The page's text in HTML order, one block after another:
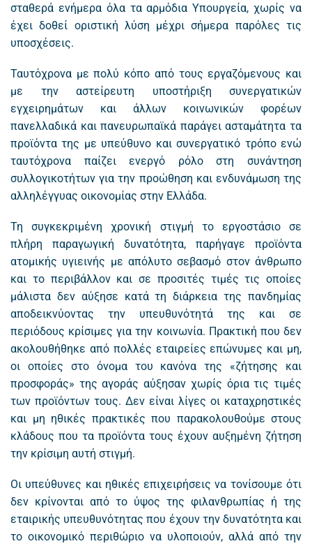
σταθερά ενήμερα όλα τα αρμόδια Υπουργεία, χωρίς να
έχει δοθεί οριστική λύση μέχρι σήμερα παρόλες τις
υποσχέσεις.
Ταυτόχρονα με πολύ κόπο από τους εργαζόμενους και
με την αστείρευτη υποστήριξη συνεργατικών
εγχειρημάτων και άλλων κοινωνικών φορέων
πανελλαδικά και πανευρωπαϊκά παράγει ασταμάτητα τα
προϊόντα της με υπεύθυνο και συνεργατικό τρόπο ενώ
ταυτόχρονα παίζει ενεργό ρόλο στη συνάντηση
συλλογικοτήτων για την προώθηση και ενδυνάμωση της
αλληλέγγυας οικονομίας στην Ελλάδα.
Τη συγκεκριμένη χρονική στιγμή το εργοστάσιο σε
πλήρη παραγωγική δυνατότητα, παρήγαγε προϊόντα
ατομικής υγιεινής με απόλυτο σεβασμό στον άνθρωπο
και το περιβάλλον και σε προσιτές τιμές τις οποίες
μάλιστα δεν αύξησε κατά τη διάρκεια της πανδημίας
αποδεικνύοντας την υπευθυνότητά της και σε
περιόδους κρίσιμες για την κοινωνία. Πρακτική που δεν
ακολουθήθηκε από πολλές εταιρείες επώνυμες και μη,
οι οποίες στο όνομα του κανόνα της «ζήτησης και
προσφοράς» της αγοράς αύξησαν χωρίς όρια τις τιμές
των προϊόντων τους. Δεν είναι λίγες οι καταχρηστικές
και μη ηθικές πρακτικές που παρακολουθούμε στους
κλάδους που τα προϊόντα τους έχουν αυξημένη ζήτηση
την κρίσιμη αυτή στιγμή.
Οι υπεύθυνες και ηθικές επιχειρήσεις να τονίσουμε ότι
δεν κρίνονται από το ύψος της φιλανθρωπίας ή της
εταιρικής υπευθυνότητας που έχουν την δυνατότητα και
το οικονομικό περιθώριο να υλοποιούν, αλλά από την